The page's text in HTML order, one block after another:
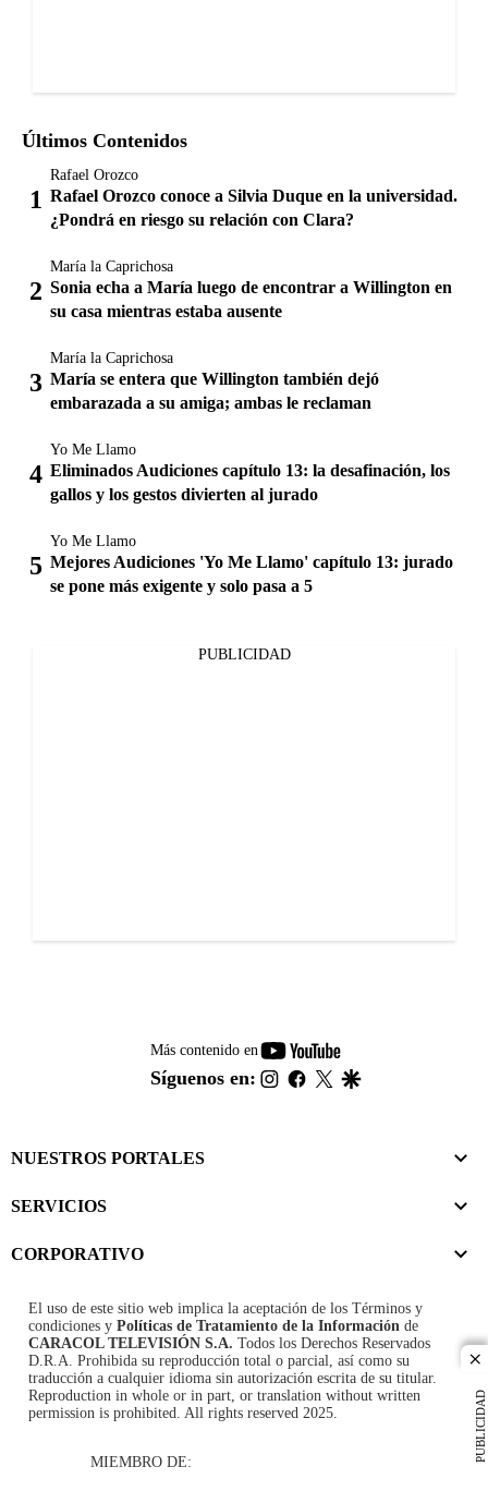
PUBLICIDAD
Últimos Contenidos
Rafael Orozco
Rafael Orozco conoce a Silvia Duque en la universidad.
¿Pondrá en riesgo su relación con Clara?
María la Caprichosa
Sonia echa a María luego de encontrar a Willington en
su casa mientras estaba ausente
María la Caprichosa
María se entera que Willington también dejó
embarazada a su amiga; ambas le reclaman
Yo Me Llamo
Eliminados Audiciones capítulo 13: la desafinación, los
gallos y los gestos divierten al jurado
Yo Me Llamo
Mejores Audiciones 'Yo Me Llamo' capítulo 13: jurado
se pone más exigente y solo pasa a 5
PUBLICIDAD
Más contenido en
youtube-
footer
Síguenos en: instagram
facebook
twitter
NUESTROS PORTALES
SERVICIOS
CORPORATIVO
El uso de este sitio web implica la aceptación de los Términos y
condiciones y Políticas de Tratamiento de la Información de
CARACOL TELEVISIÓN S.A. Todos los Derechos Reservados
D.R.A. Prohibida su reproducción total o parcial, así como su
traducción a cualquier idioma sin autorización escrita de su titular.
Reproduction in whole or in part, or translation without written
permission is prohibited. All rights reserved 2025.
MIEMBRO DE: